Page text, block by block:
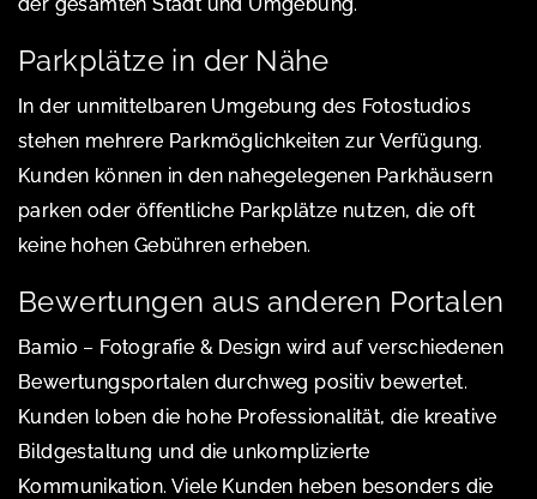
Parkplätze in der Nähe
In der unmittelbaren Umgebung des Fotostudios
stehen mehrere Parkmöglichkeiten zur Verfügung.
Kunden können in den nahegelegenen Parkhäusern
parken oder öffentliche Parkplätze nutzen, die oft
keine hohen Gebühren erheben.
Bewertungen aus anderen Portalen
Bamio – Fotografie & Design wird auf verschiedenen
Bewertungsportalen durchweg positiv bewertet.
Kunden loben die hohe Professionalität, die kreative
Bildgestaltung und die unkomplizierte
Kommunikation. Viele Kunden heben besonders die